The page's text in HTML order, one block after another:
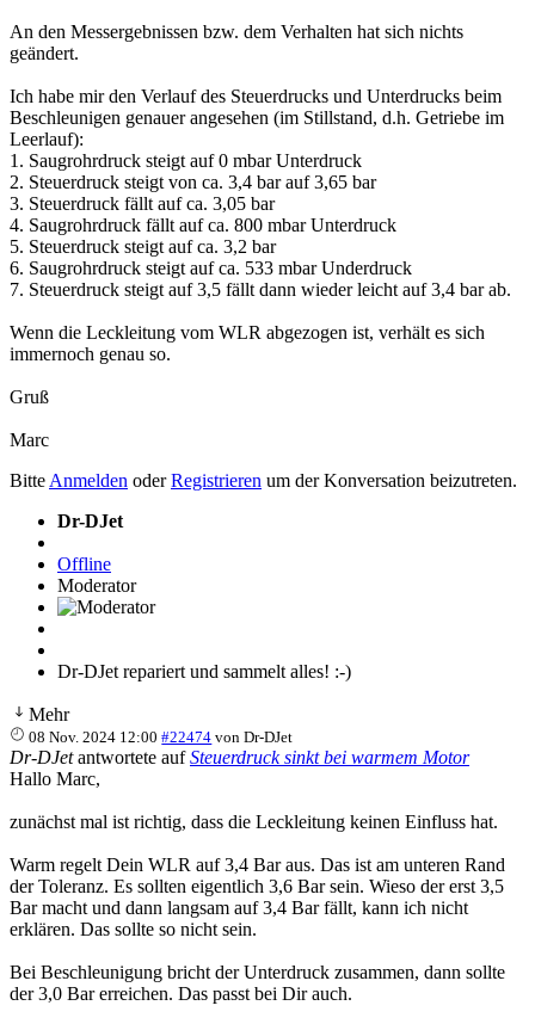
An den Messergebnissen bzw. dem Verhalten hat sich nichts
geändert.
Ich habe mir den Verlauf des Steuerdrucks und Unterdrucks beim
Beschleunigen genauer angesehen (im Stillstand, d.h. Getriebe im
Leerlauf):
1. Saugrohrdruck steigt auf 0 mbar Unterdruck
2. Steuerdruck steigt von ca. 3,4 bar auf 3,65 bar
3. Steuerdruck fällt auf ca. 3,05 bar
4. Saugrohrdruck fällt auf ca. 800 mbar Unterdruck
5. Steuerdruck steigt auf ca. 3,2 bar
6. Saugrohrdruck steigt auf ca. 533 mbar Underdruck
7. Steuerdruck steigt auf 3,5 fällt dann wieder leicht auf 3,4 bar ab.
Wenn die Leckleitung vom WLR abgezogen ist, verhält es sich
immernoch genau so.
Gruß
Marc
Bitte Anmelden oderRegistrieren um der Konversation beizutreten.
Dr-DJet
Offline
Moderator
Dr-DJet repariert und sammelt alles! :-)
Mehr
08 Nov. 2024 12:00 #22474 vonDr-DJet
Dr-DJetantwortete aufSteuerdruck sinkt bei warmem Motor
Hallo Marc,
zunächst mal ist richtig, dass die Leckleitung keinen Einfluss hat.
Warm regelt Dein WLR auf 3,4 Bar aus. Das ist am unteren Rand
der Toleranz. Es sollten eigentlich 3,6 Bar sein. Wieso der erst 3,5
Bar macht und dann langsam auf 3,4 Bar fällt, kann ich nicht
erklären. Das sollte so nicht sein.
Bei Beschleunigung bricht der Unterdruck zusammen, dann sollte
der 3,0 Bar erreichen. Das passt bei Dir auch.